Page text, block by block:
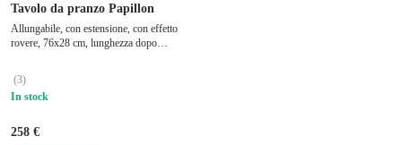
Tavolo da pranzo Papillon
Allungabile, con estensione, con effetto
rovere, 76x28 cm, lunghezza dopo
(3)
In stock
258 €